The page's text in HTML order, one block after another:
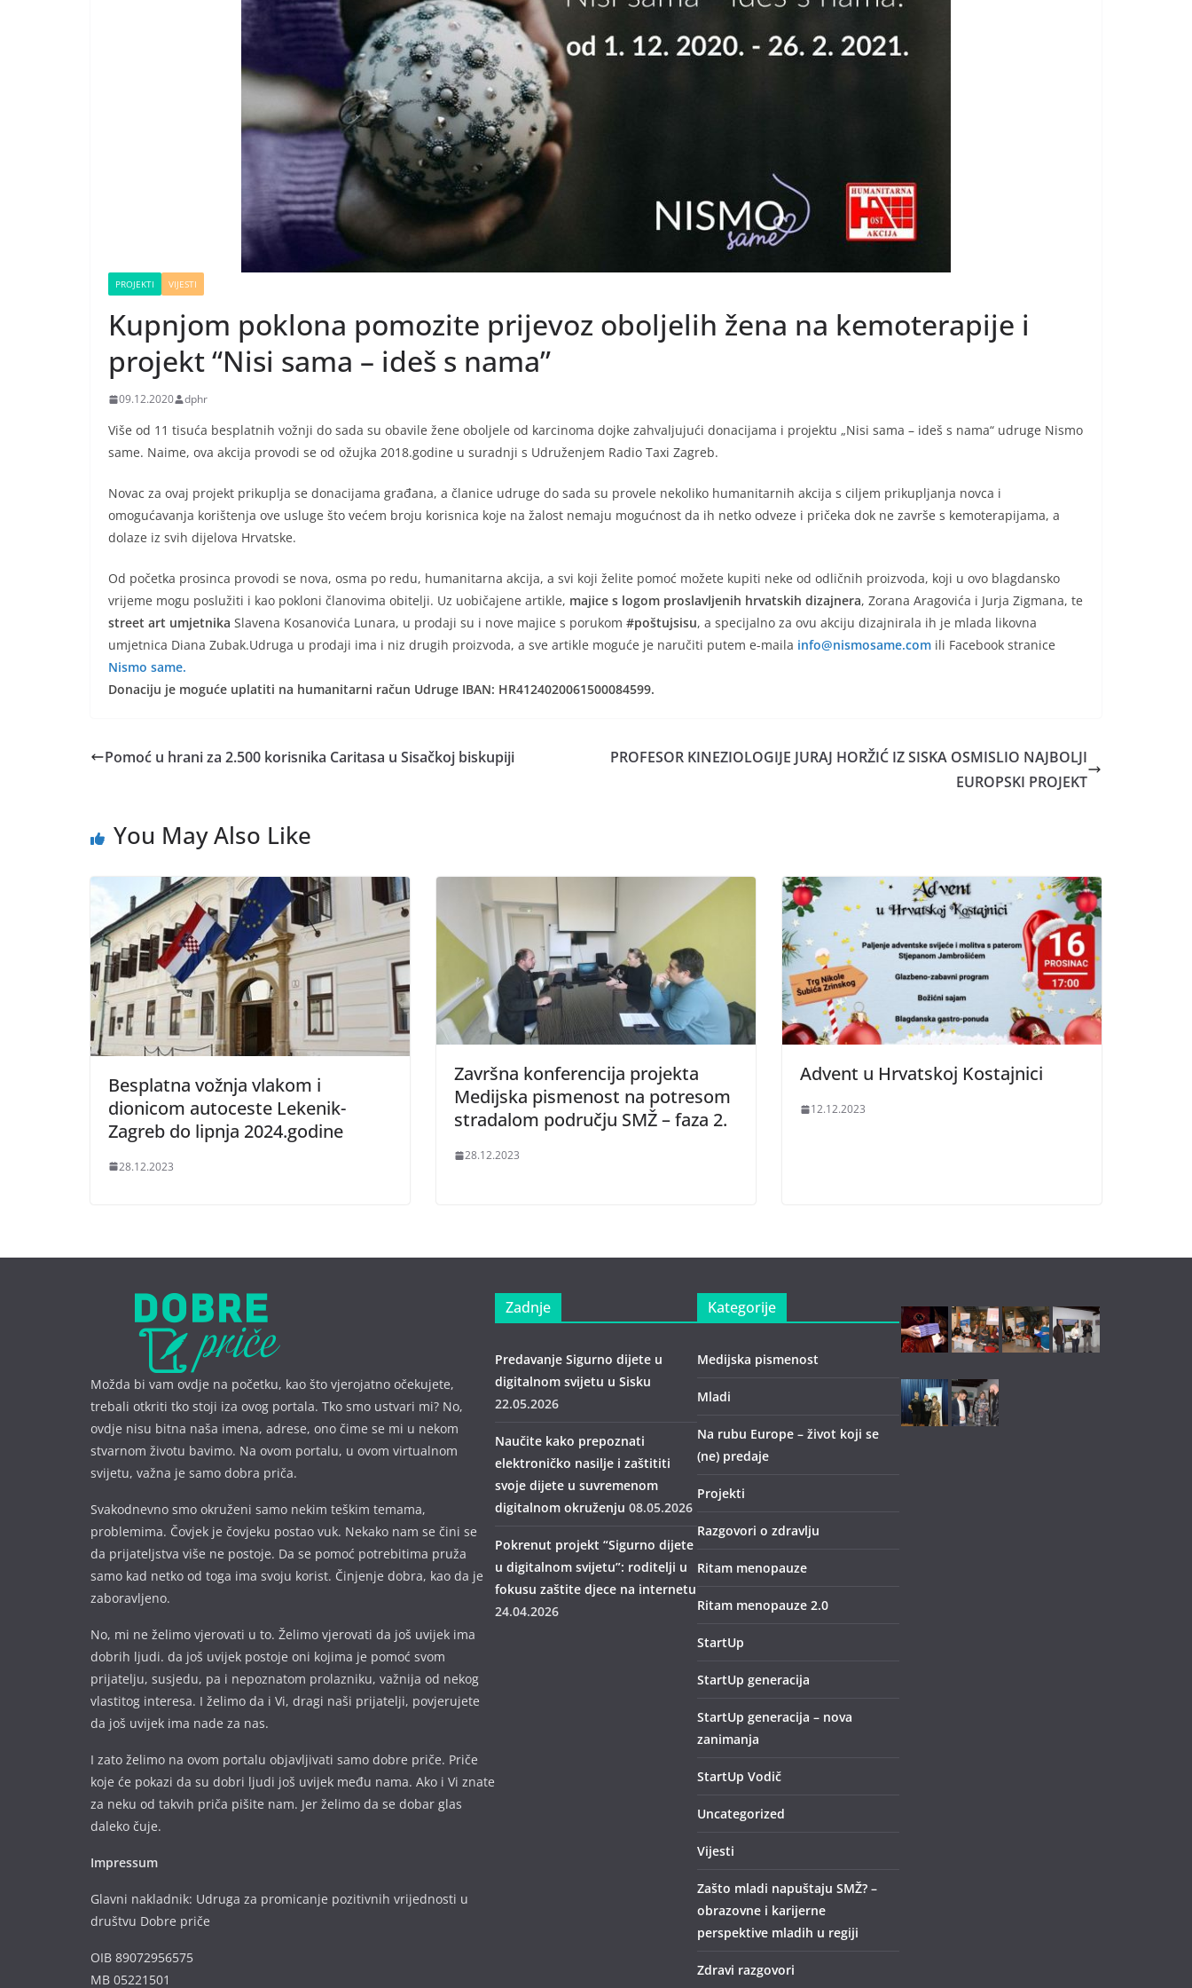
PROJEKTI VIJESTI
Kupnjom poklona pomozite prijevoz oboljelih žena na kemoterapije i
projekt “Nisi sama – ideš s nama”
09.12.2020 dphr
Više od 11 tisuća besplatnih vožnji do sada su obavile žene oboljele od karcinoma dojke zahvaljujući donacijama i projektu „Nisi sama – ideš s nama“ udruge Nismo
same. Naime, ova akcija provodi se od ožujka 2018.godine u suradnji s Udruženjem Radio Taxi Zagreb.
Novac za ovaj projekt prikuplja se donacijama građana, a članice udruge do sada su provele nekoliko humanitarnih akcija s ciljem prikupljanja novca i
omogućavanja korištenja ove usluge što većem broju korisnica koje na žalost nemaju mogućnost da ih netko odveze i pričeka dok ne završe s kemoterapijama, a
dolaze iz svih dijelova Hrvatske.
Od početka prosinca provodi se nova, osma po redu, humanitarna akcija, a svi koji želite pomoć možete kupiti neke od odličnih proizvoda, koji u ovo blagdansko
vrijeme mogu poslužiti i kao pokloni članovima obitelji. Uz uobičajene artikle, majice s logom proslavljenih hrvatskih dizajnera, Zorana Aragovića i Jurja Zigmana, te
street art umjetnika Slavena Kosanovića Lunara, u prodaji su i nove majice s porukom #poštujsisu, a specijalno za ovu akciju dizajnirala ih je mlada likovna
umjetnica Diana Zubak.Udruga u prodaji ima i niz drugih proizvoda, a sve artikle moguće je naručiti putem e-maila info@nismosame.com ili Facebook stranice
Nismo same.
Donaciju je moguće uplatiti na humanitarni račun Udruge IBAN: HR4124020061500084599.
Pomoć u hrani za 2.500 korisnika Caritasa u Sisačkoj biskupiji
PROFESOR KINEZIOLOGIJE JURAJ HORŽIĆ IZ SISKA OSMISLIO NAJBOLJI
EUROPSKI PROJEKT
You May Also Like
Besplatna vožnja vlakom i
dionicom autoceste Lekenik-
Zagreb do lipnja 2024.godine
28.12.2023
Završna konferencija projekta
Medijska pismenost na potresom
stradalom području SMŽ – faza 2.
28.12.2023
Advent u Hrvatskoj Kostajnici
12.12.2023
Možda bi vam ovdje na početku, kao što vjerojatno očekujete,
trebali otkriti tko stoji iza ovog portala. Tko smo ustvari mi? No,
ovdje nisu bitna naša imena, adrese, ono čime se mi u nekom
stvarnom životu bavimo. Na ovom portalu, u ovom virtualnom
svijetu, važna je samo dobra priča.
Svakodnevno smo okruženi samo nekim teškim temama,
problemima. Čovjek je čovjeku postao vuk. Nekako nam se čini se
da prijateljstva više ne postoje. Da se pomoć potrebitima pruža
samo kad netko od toga ima svoju korist. Činjenje dobra, kao da je
zaboravljeno.
No, mi ne želimo vjerovati u to. Želimo vjerovati da još uvijek ima
dobrih ljudi. da još uvijek postoje oni kojima je pomoć svom
prijatelju, susjedu, pa i nepoznatom prolazniku, važnija od nekog
vlastitog interesa. I želimo da i Vi, dragi naši prijatelji, povjerujete
da još uvijek ima nade za nas.
I zato želimo na ovom portalu objavljivati samo dobre priče. Priče
koje će pokazi da su dobri ljudi još uvijek među nama. Ako i Vi znate
za neku od takvih priča pišite nam. Jer želimo da se dobar glas
daleko čuje.
Impressum
Glavni nakladnik: Udruga za promicanje pozitivnih vrijednosti u
društvu Dobre priče
OIB 89072956575
MB 05221501
Zadnje
Predavanje Sigurno dijete u
digitalnom svijetu u Sisku
22.05.2026
Naučite kako prepoznati
elektroničko nasilje i zaštititi
svoje dijete u suvremenom
digitalnom okruženju 08.05.2026
Pokrenut projekt “Sigurno dijete
u digitalnom svijetu”: roditelji u
fokusu zaštite djece na internetu
24.04.2026
Kategorije
Medijska pismenost
Mladi
Na rubu Europe – život koji se
(ne) predaje
Projekti
Razgovori o zdravlju
Ritam menopauze
Ritam menopauze 2.0
StartUp
StartUp generacija
StartUp generacija – nova
zanimanja
StartUp Vodič
Uncategorized
Vijesti
Zašto mladi napuštaju SMŽ? –
obrazovne i karijerne
perspektive mladih u regiji
Zdravi razgovori